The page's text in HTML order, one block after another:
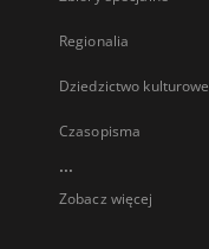
Regionalia
Dziedzictwo kulturowe
Czasopisma
...
Zobacz więcej